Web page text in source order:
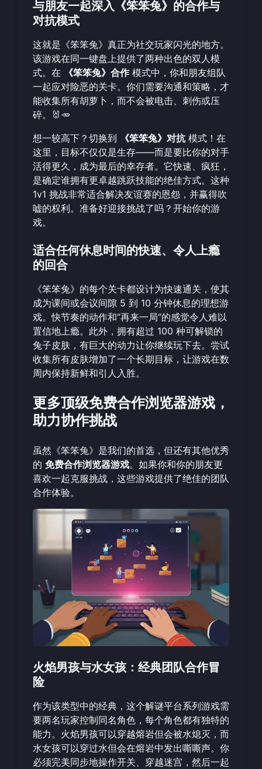
与朋友一起深入《笨笨兔》的合作与
对抗模式
这就是《笨笨兔》真正为社交玩家闪光的地方。
该游戏在同一键盘上提供了两种出色的双人模
式。在
《笨笨兔》合作模式中，你和朋友组队
一起应对险恶的关卡。你们需要沟通和策略，才
能收集所有胡萝卜，而不会被电击、刺伤或压
碎。🐰🥕
想一较高下？切换到
《笨笨兔》对抗模式！在
这里，目标不仅仅是生存——而是要比你的对手
活得更久，成为最后的幸存者。它快速、疯狂，
是确定谁拥有更卓越跳跃技能的绝佳方式。这种
1v1 挑战非常适合解决友谊赛的恩怨，并赢得吹
嘘的权利。准备好迎接挑战了吗？ 开始你的游
戏。
适合任何休息时间的快速、令人上瘾
的回合
《笨笨兔》的每个关卡都设计为快速通关，使其
成为课间或会议间隙 5 到 10 分钟休息的理想游
戏。快节奏的动作和“再来一局”的感觉令人难以
置信地上瘾。此外，拥有超过 100 种可解锁的
兔子皮肤，有巨大的动力让你继续玩下去。尝试
收集所有皮肤增加了一个长期目标，让游戏在数
周内保持新鲜和引人入胜。
更多顶级免费合作浏览器游戏，
助力协作挑战
虽然《笨笨兔》是我们的首选，但还有其他优秀
的 免费合作浏览器游戏。如果你和你的朋友更
喜欢一起克服挑战，这些游戏提供了绝佳的团队
合作体验。
火焰男孩与水女孩：经典团队合作冒
险
作为该类型中的经典，这个解谜平台系列游戏需
要两名玩家控制同名角色，每个角色都有独特的
能力。火焰男孩可以穿越熔岩但会被水熄灭，而
水女孩可以穿过水但会在熔岩中发出嘶嘶声。你
必须完美同步地操作开关、穿越迷宫，然后一起